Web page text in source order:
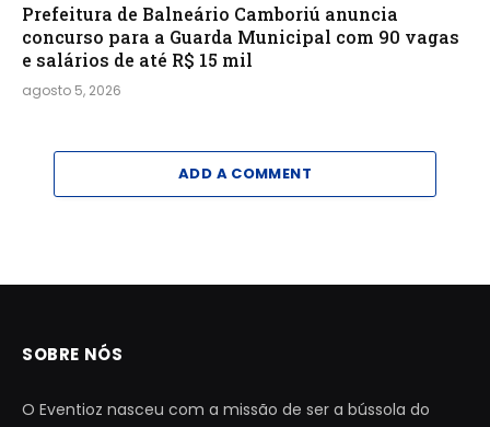
Prefeitura de Balneário Camboriú anuncia
concurso para a Guarda Municipal com 90 vagas
e salários de até R$ 15 mil
agosto 5, 2026
ADD A COMMENT
SOBRE NÓS
O Eventioz nasceu com a missão de ser a bússola do